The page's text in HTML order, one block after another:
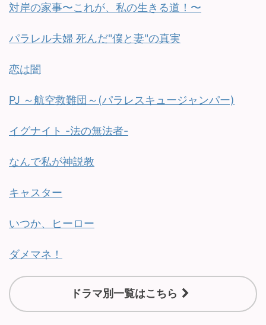
対岸の家事〜これが、私の生きる道！〜
パラレル夫婦 死んだ"僕と妻"の真実
恋は闇
PJ ～航空救難団～(パラレスキュージャンパー)
イグナイト -法の無法者-
なんで私が神説教
キャスター
いつか、ヒーロー
ダメマネ！
ドラマ別一覧はこちら